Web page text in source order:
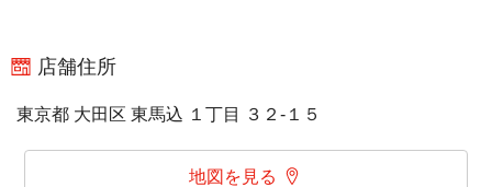
店舗住所
東京都 大田区 東馬込 １丁目 ３２‐１５
地図を見る